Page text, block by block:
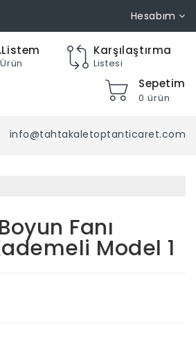
Hesabım
Karşılaştırma
Listesi
Sepetim
0 ürün
info@tahtakaletoptanticaret.com
Fanı
Model 1